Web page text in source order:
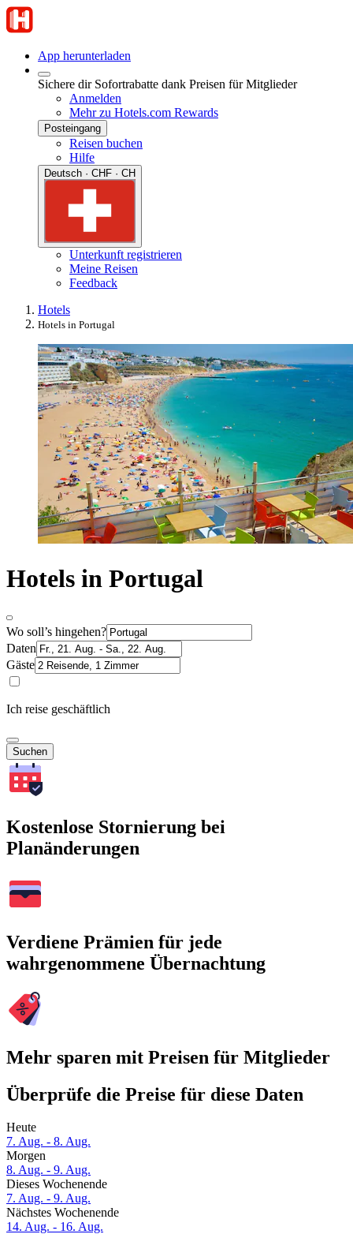
App herunterladen
Sichere dir Sofortrabatte dank Preisen für Mitglieder
Anmelden
Mehr zu Hotels.com Rewards
Posteingang
Reisen buchen
Hilfe
Deutsch · CHF · CH
Unterkunft registrieren
Meine Reisen
Feedback
Hotels
Hotels in Portugal
Hotels in Portugal
Wo soll’s hingehen?
Daten
Gäste
Ich reise geschäftlich
Suchen
Kostenlose Stornierung bei
Planänderungen
Verdiene Prämien für jede
wahrgenommene Übernachtung
Mehr sparen mit Preisen für Mitglieder
Überprüfe die Preise für diese Daten
Heute
7. Aug. - 8. Aug.
Morgen
8. Aug. - 9. Aug.
Dieses Wochenende
7. Aug. - 9. Aug.
Nächstes Wochenende
14. Aug. - 16. Aug.